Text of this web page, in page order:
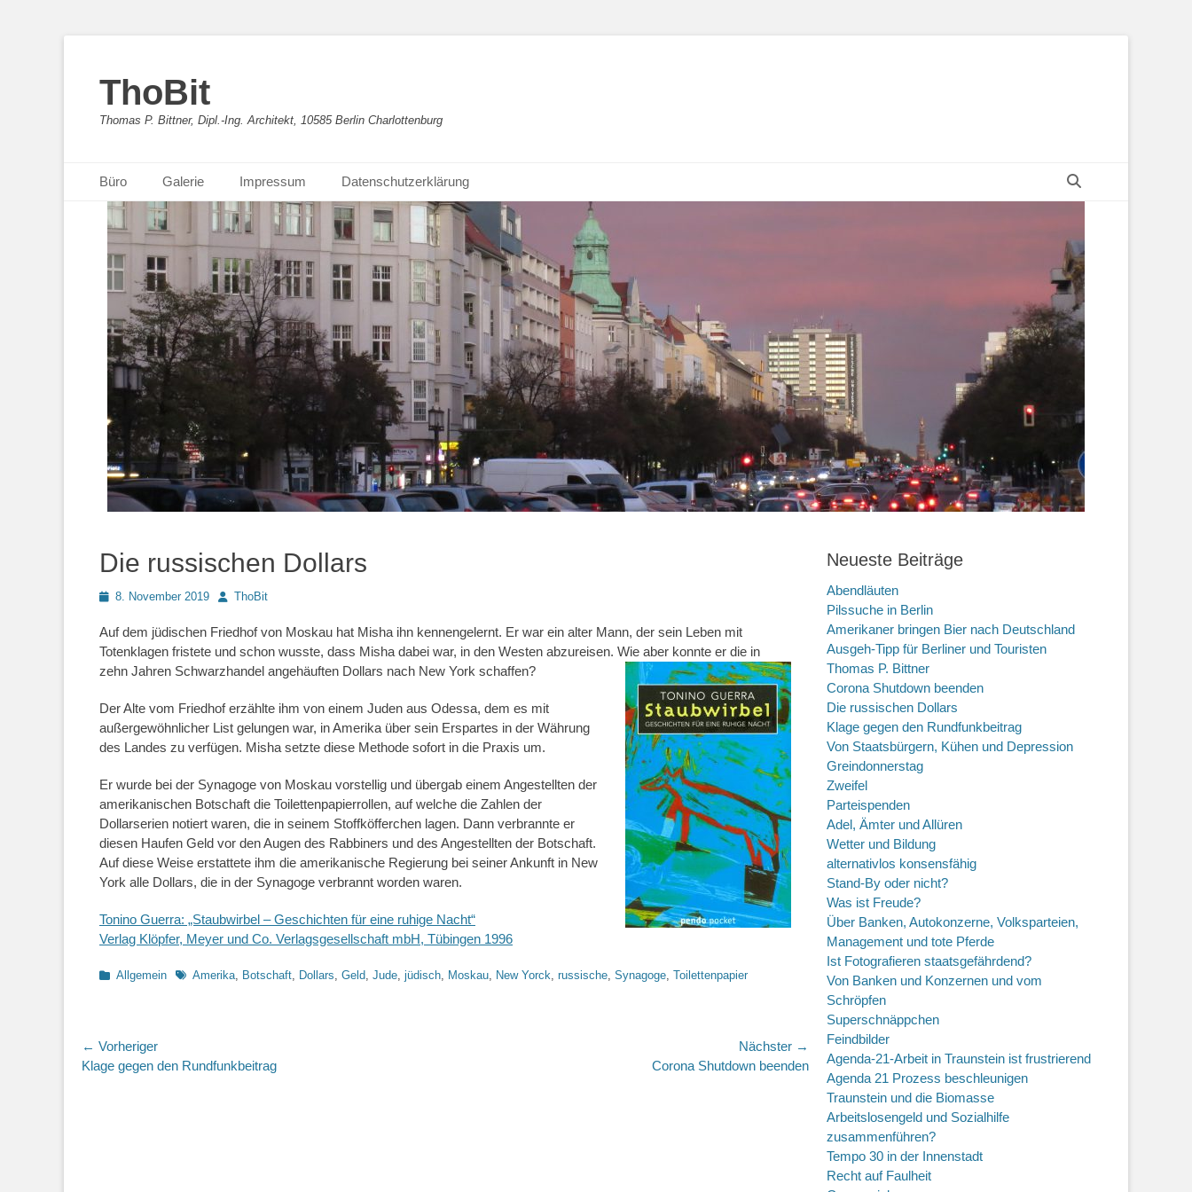
ThoBit
Thomas P. Bittner, Dipl.-Ing. Architekt, 10585 Berlin Charlottenburg
Primäres Menü
Inhalt
springen
Büro Galerie Impressum Datenschutzerklärung
Die russischen Dollars
Posted8. November 2019 AutorThoBit
Auf dem jüdischen Friedhof von Moskau hat Misha ihn kennengelernt. Er war ein alter Mann, der sein Leben mit
Totenklagen fristete und schon wusste, dass Misha dabei war, in den Westen abzureisen. Wie aber konnte er die in
zehn Jahren Schwarzhandel angehäuften Dollars nach New York schaffen?
Der Alte vom Friedhof erzählte ihm von einem Juden aus Odessa, dem es mit
außergewöhnlicher List gelungen war, in Amerika über sein Erspartes in der Währung
des Landes zu verfügen. Misha setzte diese Methode sofort in die Praxis um.
Er wurde bei der Synagoge von Moskau vorstellig und übergab einem Angestellten der
amerikanischen Botschaft die Toilettenpapierrollen, auf welche die Zahlen der
Dollarserien notiert waren, die in seinem Stoffköfferchen lagen. Dann verbrannte er
diesen Haufen Geld vor den Augen des Rabbiners und des Angestellten der Botschaft.
Auf diese Weise erstattete ihm die amerikanische Regierung bei seiner Ankunft in New
York alle Dollars, die in der Synagoge verbrannt worden waren.
Tonino Guerra: „Staubwirbel – Geschichten für eine ruhige Nacht“
Verlag Klöpfer, Meyer und Co. Verlagsgesellschaft mbH, Tübingen 1996
Kategorien
Allgemein Schlagworte
Amerika, Botschaft, Dollars, Geld, Jude, jüdisch, Moskau, New Yorck, russische, Synagoge, Toilettenpapier
Beitragsnavigation
← Vorheriger
Vorheriger
Klage gegen den Rundfunkbeitrag
Nächster →
Corona Shutdown beenden
Neueste Beiträge
Abendläuten
Pilssuche in Berlin
Amerikaner bringen Bier nach Deutschland
Ausgeh-Tipp für Berliner und Touristen
Thomas P. Bittner
Corona Shutdown beenden
Die russischen Dollars
Klage gegen den Rundfunkbeitrag
Von Staatsbürgern, Kühen und Depression
Greindonnerstag
Zweifel
Parteispenden
Adel, Ämter und Allüren
Wetter und Bildung
alternativlos konsensfähig
Stand-By oder nicht?
Was ist Freude?
Über Banken, Autokonzerne, Volksparteien,
Management und tote Pferde
Ist Fotografieren staatsgefährdend?
Von Banken und Konzernen und vom
Schröpfen
Superschnäppchen
Feindbilder
Agenda-21-Arbeit in Traunstein ist frustrierend
Agenda 21 Prozess beschleunigen
Traunstein und die Biomasse
Arbeitslosengeld und Sozialhilfe
zusammenführen?
Tempo 30 in der Innenstadt
Recht auf Faulheit